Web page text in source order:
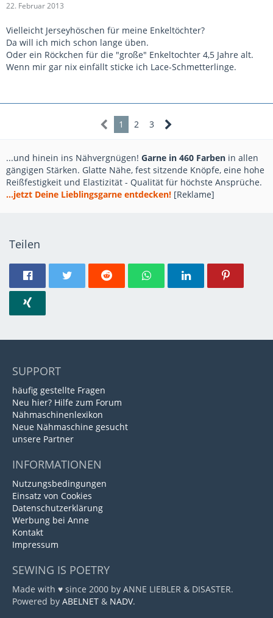
22. Februar 2013
Vielleicht Jerseyhöschen für meine Enkeltöchter?
Da will ich mich schon lange üben.
Oder ein Röckchen für die "große" Enkeltochter 4,5 Jahre alt.
Wenn mir gar nix einfällt sticke ich Lace-Schmetterlinge.
1 2 3
...und hinein ins Nähvergnügen! Garne in 460 Farben in allen
gängigen Stärken. Glatte Nähe, fest sitzende Knöpfe, eine hohe
Reißfestigkeit und Elastizität - Qualität für höchste Ansprüche.
...jetzt Deine Lieblingsgarne entdecken! [Reklame]
Teilen
SUPPORT
häufig gestellte Fragen
Neu hier? Hilfe zum Forum
Nähmaschinenlexikon
Neue Nähmaschine gesucht
unsere Partner
INFORMATIONEN
Nutzungsbedingungen
Einsatz von Cookies
Datenschutzerklärung
Werbung bei Anne
Kontakt
Impressum
SEWING IS POETRY
Made with ♥ since 2000 by ANNE LIEBLER & DISASTER.
Powered by ABELNET & NADV.